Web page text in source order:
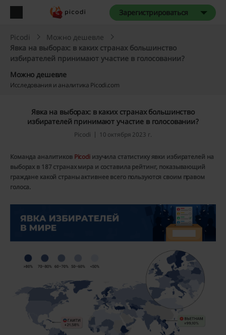
Зарегистрироваться
Можно дешевле
Исследования и аналитика Picodi.com
Picodi
Можно дешевле
Явка на выборах: в каких странах большинство
избирателей принимают участие в голосовании?
Явка на выборах: в каких странах большинство
избирателей принимают участие в голосовании?
Picodi 10 октября 2023 г.
Команда аналитиков Picodi изучила статистику явки избирателей на
выборах в 187 странах мира и составила рейтинг, показывающий
граждане какой страны активнее всего пользуются своим правом
голоса.